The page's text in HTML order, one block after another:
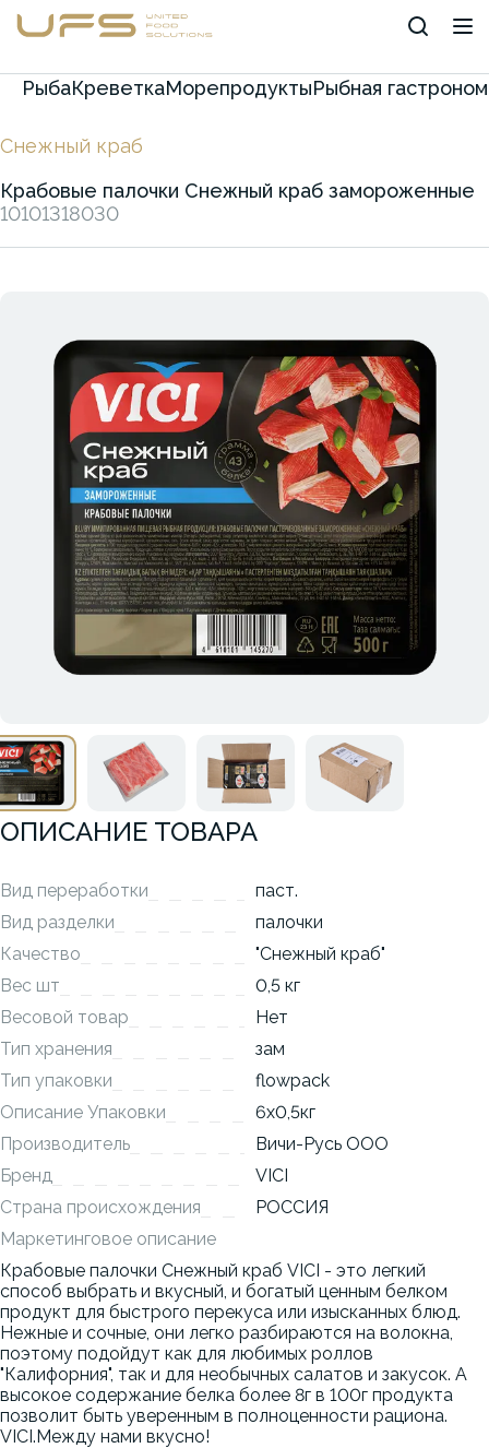
РыбаКреветкаМорепродуктыРыбная
Снежный краб
Крабовые палочки Снежный краб замороженные
10101318030
ОПИСАНИЕ ТОВАРА
Вид переработки
паст.
Вид разделки
палочки
Качество
"Снежный краб"
Вес шт
0,5 кг
Весовой товар
Нет
Тип хранения
зам
Тип упаковки
flowpack
Описание Упаковки
6x0,5кг
Производитель
Вичи-Русь ООО
Бренд
VICI
Страна происхождения
РОССИЯ
Маркетинговое описание
Крабовые палочки Снежный краб VICI - это легкий
способ выбрать и вкусный, и богатый ценным белком
продукт для быстрого перекуса или изысканных блюд.
Нежные и сочные, они легко разбираются на волокна,
поэтому подойдут как для любимых роллов
"Калифорния", так и для необычных салатов и закусок. А
высокое содержание белка более 8г в 100г продукта
позволит быть уверенным в полноценности рациона.
VICI.Между нами вкусно!